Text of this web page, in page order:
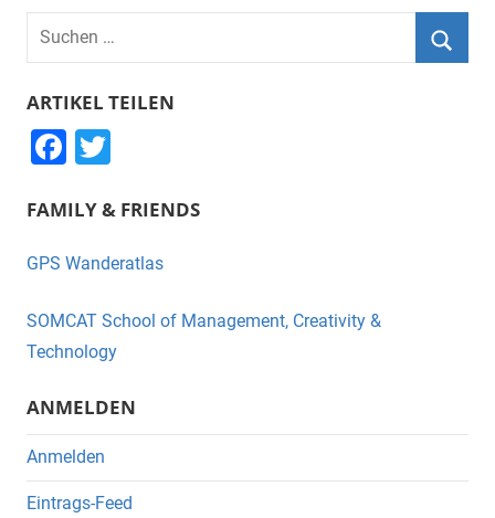
Suchen
nach:
ARTIKEL TEILEN
F
c
e
o
o
k
tt
er
FAMILY & FRIENDS
GPS Wanderatlas
SOMCAT School of Management, Creativity &
Technology
ANMELDEN
Anmelden
Eintrags-Feed